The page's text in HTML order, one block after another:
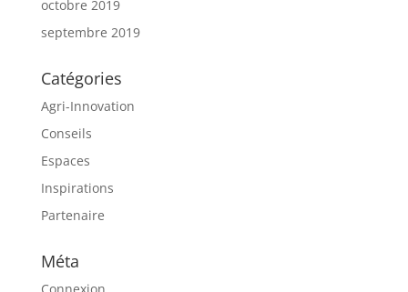
octobre 2019
septembre 2019
Catégories
Agri-Innovation
Conseils
Espaces
Inspirations
Partenaire
Méta
Connexion